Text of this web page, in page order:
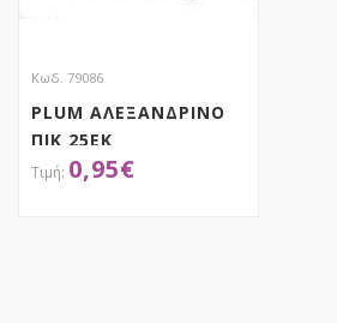
Κωδ. 79086
PLUM ΑΛΕΞΑΝΔΡΙΝΟ
ΠΙΚ 25ΕΚ
0,95€